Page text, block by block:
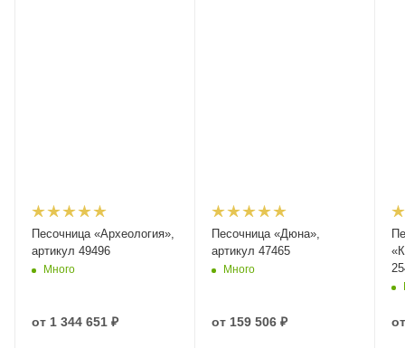
Песочница «Археология»,
артикул 49496
Много
от 1 344 651 ₽
Песочница «Дюна»,
артикул 47465
Много
от 159 506 ₽